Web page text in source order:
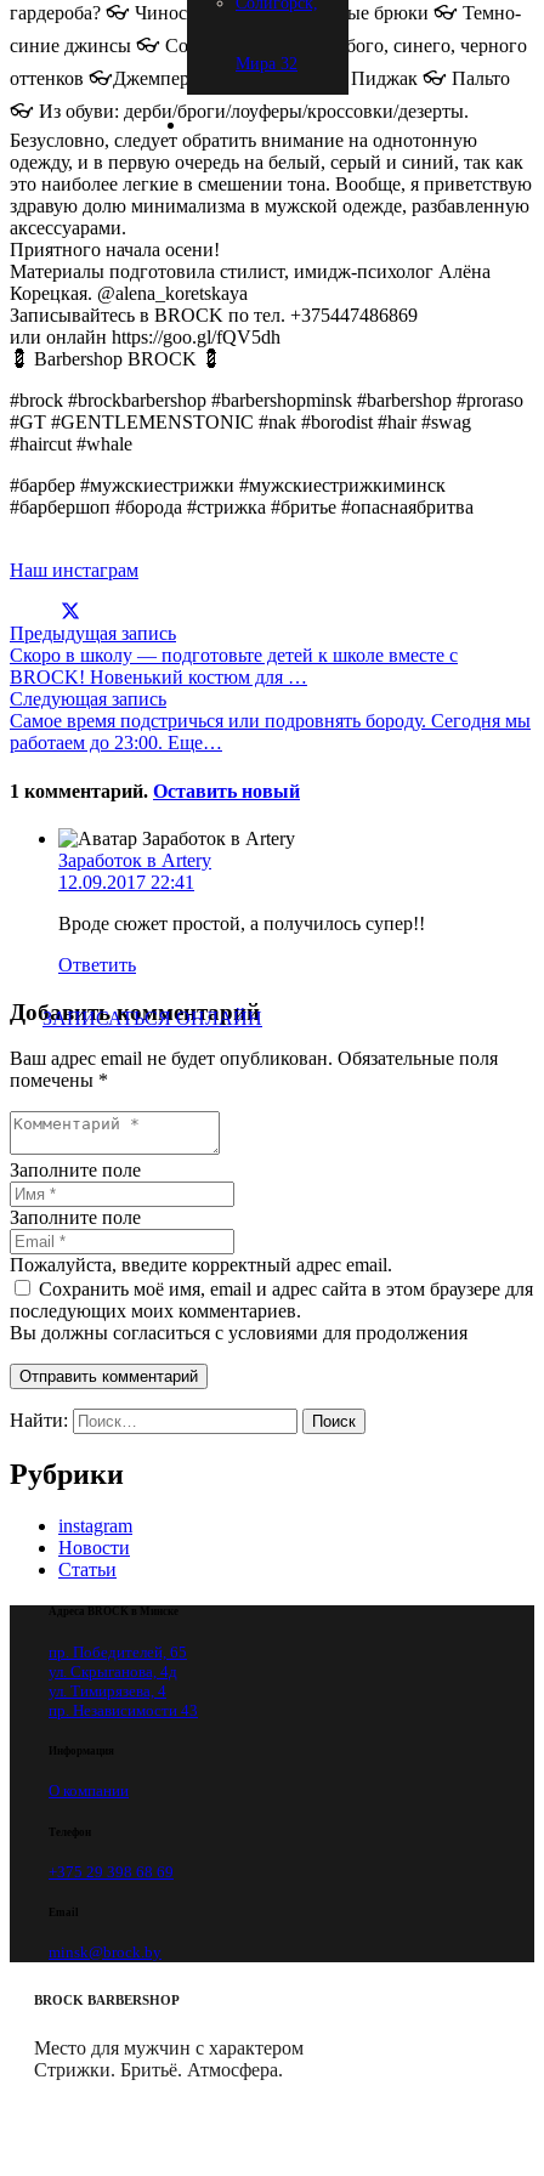
Мира 32
гардероба? 👓 Чиносы 👓 Полушерстяные брюки 👓 Темно-
синие джинсы 👓 Сорочки белого, голубого, синего, черного
оттенков 👓Джемпер 👓 Кардиганы 👓 Пиджак 👓 Пальто
👓 Из обуви: дерби/броги/лоуферы/кроссовки/дезерты.
Безусловно, следует обратить внимание на однотонную
одежду, и в первую очередь на белый, серый и синий, так как
это наиболее легкие в смешении тона. Вообще, я приветствую
здравую долю минимализма в мужской одежде, разбавленную
аксессуарами.
Приятного начала осени!
Материалы подготовила стилист, имидж-психолог Алёна
Корецкая. @alena_koretskaya
Записывайтесь в BROCK по тел. +375447486869
или онлайн https://goo.gl/fQV5dh
💈 Barbershop BROCK 💈
#brock #brockbarbershop #barbershopminsk #barbershop #proraso
#GT #GENTLEMENSTONIC #nak #borodist #hair #swag
#haircut #whale
#барбер #мужскиестрижки #мужскиестрижкиминск
#барбершоп #борода #стрижка #бритье #опаснаябритва
Наш инстаграм
Предыдущая запись
Скоро в школу — подготовьте детей к школе вместе с
BROCK! Новенький костюм для …
Следующая запись
Самое время подстричься или подровнять бороду. Сегодня мы
работаем до 23:00. Еще…
1 комментарий. Оставить новый
Заработок в Artery
12.09.2017 22:41
Вроде сюжет простой, а получилось супер!!
Ответить
Добавить комментарий
Ваш адрес email не будет опубликован. Обязательные поля
помечены *
Заполните поле
Заполните поле
Пожалуйста, введите корректный адрес email.
Сохранить моё имя, email и адрес сайта в этом браузере для
последующих моих комментариев.
Вы должны согласиться с условиями для продолжения
Отправить комментарий
Найти:
Рубрики
instagram
Новости
Статьи
Адреса BROCK в Минске
пр. Победителей, 65
ул. Скрыганова, 4д
ул. Тимирязева, 4
пр. Независимости 43
Информация
О компании
Телефон
+375 29 398 68 69
Email
minsk@brock.by
ЗАПИСАТЬСЯ ОНЛАЙН
BROCK BARBERSHOP
Место для мужчин с характером
Стрижки. Бритьё. Атмосфера.